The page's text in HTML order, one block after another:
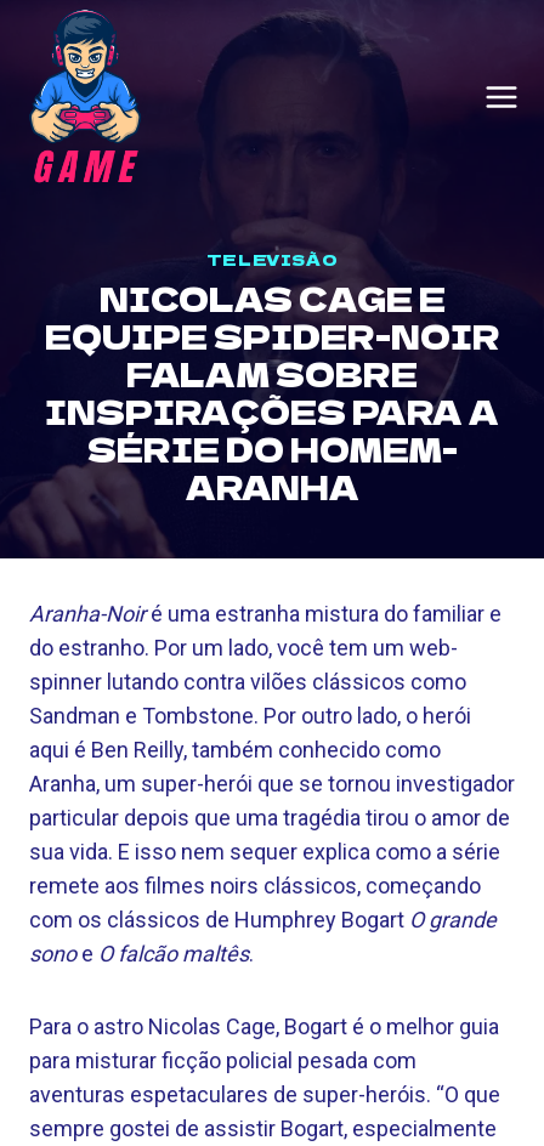
content
TELEVISÃO
NICOLAS CAGE E
EQUIPE SPIDER-NOIR
FALAM SOBRE
INSPIRAÇÕES PARA A
SÉRIE DO HOMEM-
ARANHA
Aranha-Noiré uma estranha mistura do familiar e
do estranho. Por um lado, você tem um web-
spinner lutando contra vilões clássicos como
Sandman e Tombstone. Por outro lado, o herói
aqui é Ben Reilly, também conhecido como
Aranha, um super-herói que se tornou investigador
particular depois que uma tragédia tirou o amor de
sua vida. E isso nem sequer explica como a série
remete aos filmes noirs clássicos, começando
com os clássicos de Humphrey Bogart O grande
sonoe O falcão maltês.
Para o astro Nicolas Cage, Bogart é o melhor guia
para misturar ficção policial pesada com
aventuras espetaculares de super-heróis. “O que
sempre gostei de assistir Bogart, especialmente